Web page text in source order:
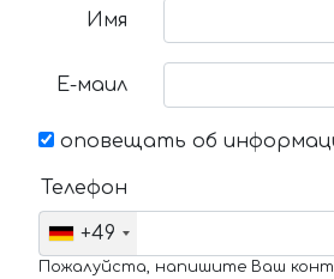
Имя
Е-маил
оповещать об
Телефон
+49
Пожалуйста, напишите Ваш